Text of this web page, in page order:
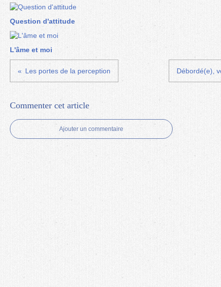
Question d'attitude
L'âme et moi
Les portes de la perception Débordé(e),
Commenter cet article
Ajouter un commentaire